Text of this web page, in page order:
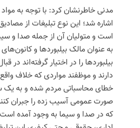
مدنی خاطرنشان کرد: با توجه به
اشاره شد؛ این نوع تبلیغات از
است و متولیان آن از جمله صدا و
به عنوان مالک بیلبوردها و کانون‌های
بیلبوردها را در اختیار گرفته‌اند در
دارند و موظفند مواردی که خلاف
خطای محاسباتی مردم شده و به یک
صورت عمومی آسیب زده را جبران
که در صدا و سیما به وجود آمده